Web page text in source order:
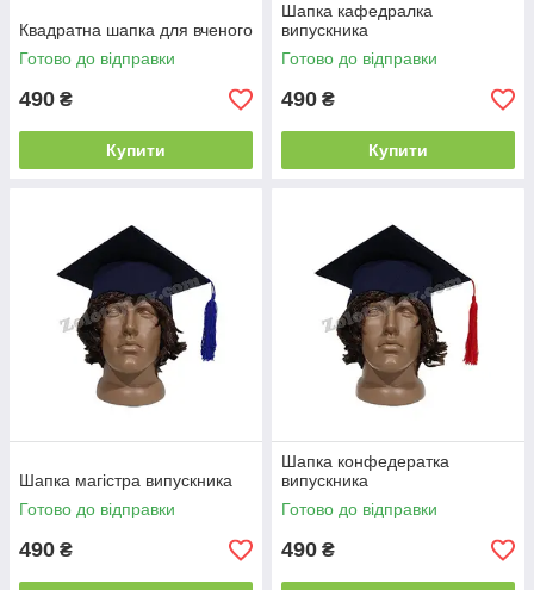
Квадратна шапка для вченого
Готово до відправки
490 ₴
Купити
Шапка кафедралка
випускника
Готово до відправки
490 ₴
Купити
Шапка магістра випускника
Готово до відправки
490 ₴
Шапка конфедератка
випускника
Готово до відправки
490 ₴